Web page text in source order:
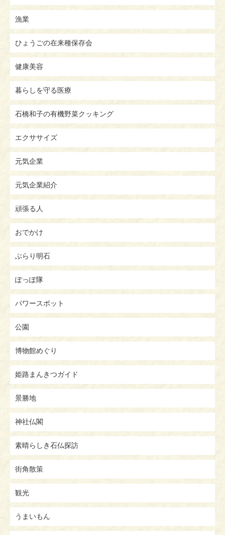
漁業
ひょうごの在来種保存会
健康美容
暮らしを守る医療
石橋和子の有機野菜クッキング
エクササイズ
元気企業
元気企業紹介
頑張る人
おでかけ
ぶらり明石
ぽっぽ隊
パワースポット
公園
博物館めぐり
姫路まんきつガイド
景勝地
神社仏閣
素晴らしき石仏探訪
街角散策
観光
うまいもん